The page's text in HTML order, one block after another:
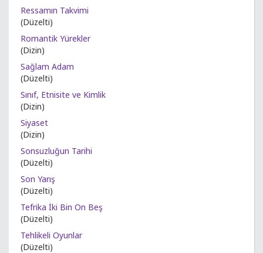
Ressamın Takvimi
(Düzelti)
Romantik Yürekler
(Dizin)
Sağlam Adam
(Düzelti)
Sınıf, Etnisite ve Kimlik
(Dizin)
Siyaset
(Dizin)
Sonsuzluğun Tarihi
(Düzelti)
Son Yarış
(Düzelti)
Tefrika İki Bin On Beş
(Düzelti)
Tehlikeli Oyunlar
(Düzelti)